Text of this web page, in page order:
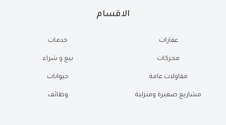
الاقسام
عقارات
محركات
مقاولات عامة
مشاريع صغيرة ومنزلية
خدمات
بيع و شراء
حيوانات
وظائف